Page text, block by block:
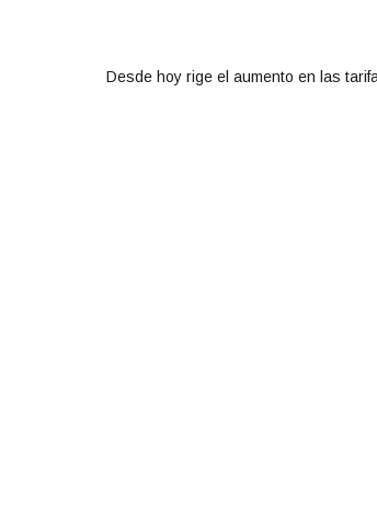
Desde hoy rige el aumento en las